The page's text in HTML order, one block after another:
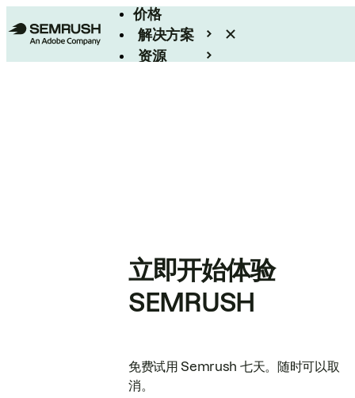
价格
解决方案
资源
立即开始体验
SEMRUSH
免费试用 Semrush 七天。随时可以取
消。